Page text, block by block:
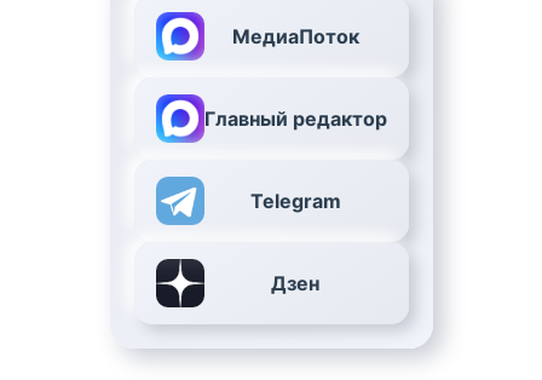
МедиаПоток
Главный редактор
Telegram
Дзен